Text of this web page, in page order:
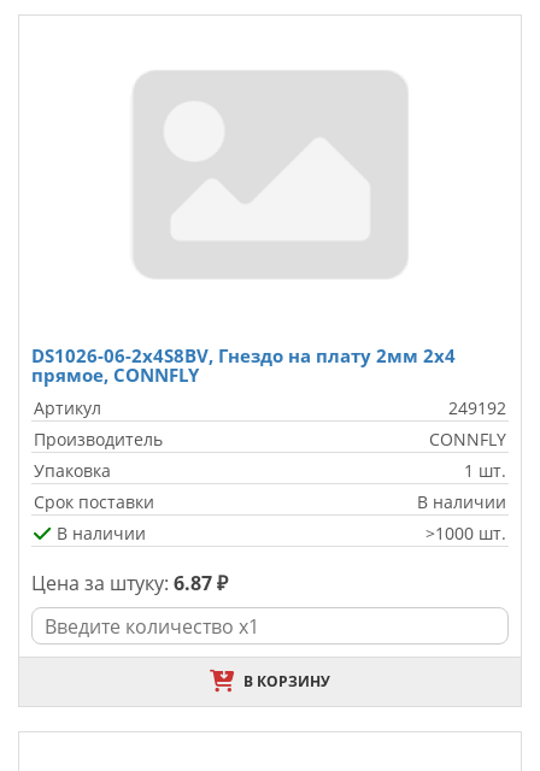
DS1026-06-2x4S8BV, Гнездо на плату 2мм 2х4
прямое, CONNFLY
Артикул
249192
Производитель
CONNFLY
Упаковка
1 шт.
Срок поставки
В наличии
В наличии
>1000 шт.
Цена за штуку: 6.87 ₽
В КОРЗИНУ